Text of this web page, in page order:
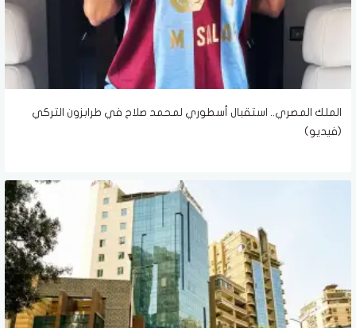
الملك المصري.. استقبال أسطوري لمحمد صلاح في طرابزون التركي
(فيديو)